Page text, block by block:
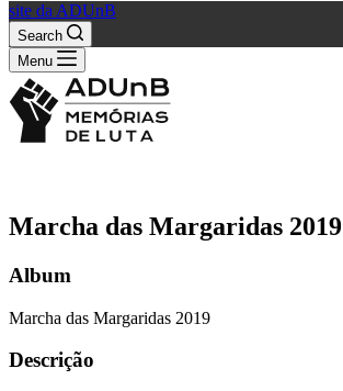
site da ADUnB
Search
Menu
Marcha das Margaridas 2019
Album
Marcha das Margaridas 2019
Descrição